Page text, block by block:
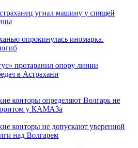
угнал машину у спящей
опрокинулась иномарка.
протаранил опору линии
в Астрахани
конторы определяют Волгарь не
у КАМАЗа
конторы не допускают уверенной
над Волгарем